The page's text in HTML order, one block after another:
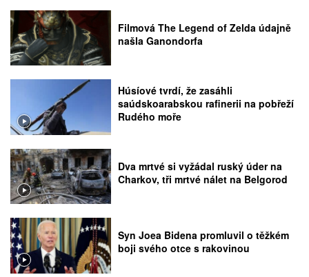
Filmová The Legend of Zelda údajně
našla Ganondorfa
Húsíové tvrdí, že zasáhli
saúdskoarabskou rafinerii na pobřeží
Rudého moře
Dva mrtvé si vyžádal ruský úder na
Charkov, tři mrtvé nálet na Belgorod
Syn Joea Bidena promluvil o těžkém
boji svého otce s rakovinou